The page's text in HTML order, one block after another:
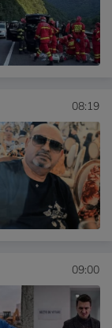
08:19
09:00